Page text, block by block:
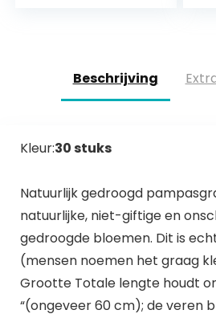
Beschrijving
Kleur:30 stuks
Natuurlijk gedroogd
natuurlijke, niet-giftige en
gedroogde bloemen. Dit is
(mensen noemen het graag
Grootte Totale lengte houdt
“(ongeveer 60 cm); de veren